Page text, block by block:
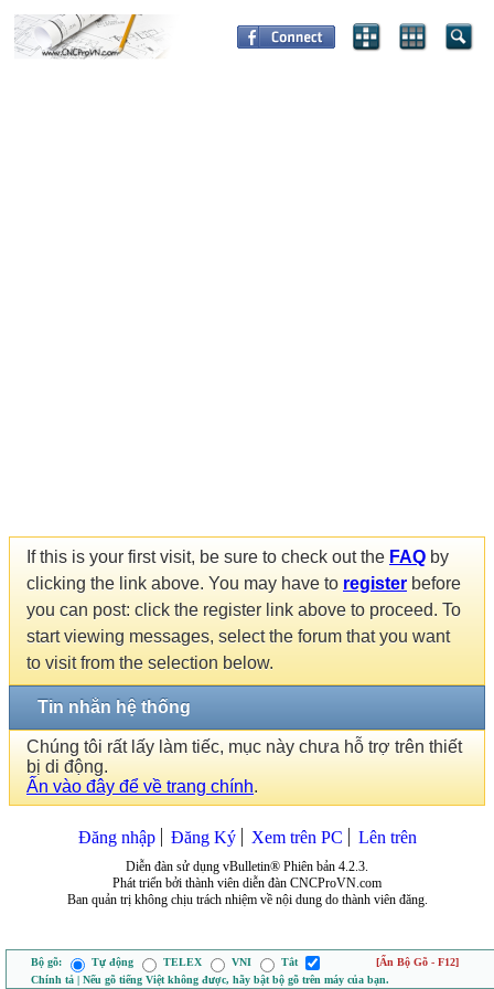
If this is your first visit, be sure to check out the FAQ by
clicking the link above. You may have to register before
you can post: click the register link above to proceed. To
start viewing messages, select the forum that you want
to visit from the selection below.
Tin nhắn hệ thống
Chúng tôi rất lấy làm tiếc, mục này chưa hỗ trợ trên thiết
bị di động.
Ấn vào đây để về trang chính.
Đăng nhập Đăng Ký Xem trên PC Lên trên
Diễn đàn sử dụng vBulletin® Phiên bản 4.2.3.
Phát triển bởi thành viên diễn đàn CNCProVN.com
Ban quản trị không chịu trách nhiệm về nội dung do thành viên đăng.
Bộ gõ: Tự động TELEX VNI Tắt
[Ẩn Bộ Gõ - F12]
Chính tả | Nếu gõ tiếng Việt không được, hãy bật bộ gõ trên máy của bạn.